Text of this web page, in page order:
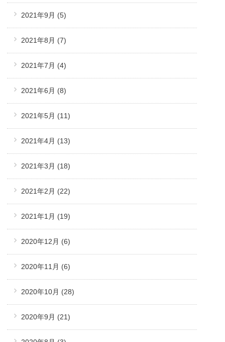
2021年9月 (5)
2021年8月 (7)
2021年7月 (4)
2021年6月 (8)
2021年5月 (11)
2021年4月 (13)
2021年3月 (18)
2021年2月 (22)
2021年1月 (19)
2020年12月 (6)
2020年11月 (6)
2020年10月 (28)
2020年9月 (21)